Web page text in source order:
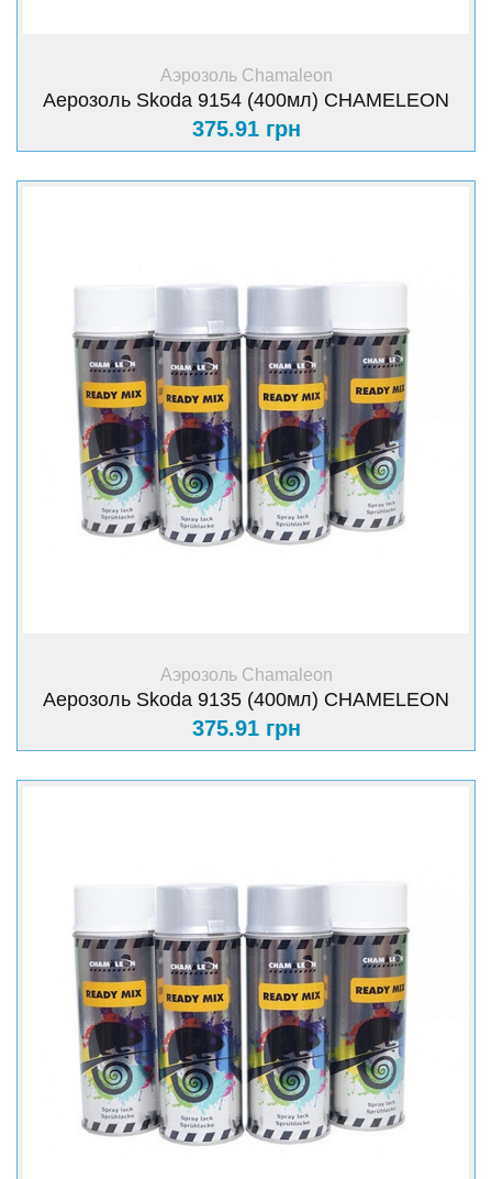
+ Купить
Аэрозоль Chamaleon
Аерозоль Skoda 9154 (400мл) CHAMELEON
375.91 грн
+ Купить
Аэрозоль Chamaleon
Аерозоль Skoda 9135 (400мл) CHAMELEON
375.91 грн